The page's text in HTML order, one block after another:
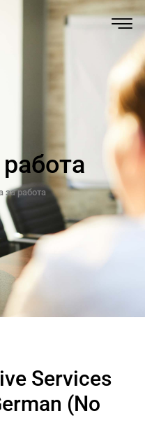
за работа
Services
(No